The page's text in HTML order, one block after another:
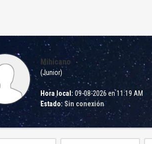
Mihicano
(Junior)
Hora local: 09-08-2026 en 11:19 AM
Estado: Sin conexión